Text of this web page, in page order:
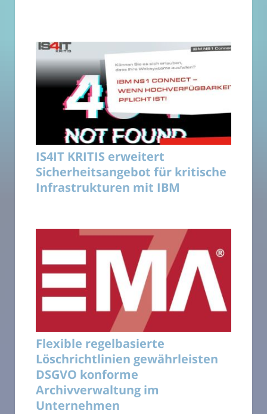
IS4IT KRITIS erweitert
Sicherheitsangebot für kritische
Infrastrukturen mit IBM
Flexible regelbasierte
Löschrichtlinien gewährleisten
DSGVO konforme
Archivverwaltung im
Unternehmen